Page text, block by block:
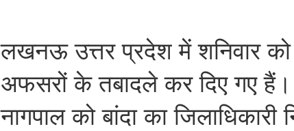
लखनऊ उत्तर प्रदेश में शनिवार
अफसरों के तबादले कर दिए गए हैं।
नागपाल को बांदा का जिलाधिकारी